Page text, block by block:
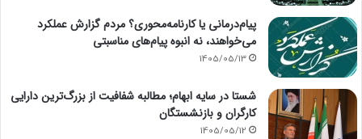
پیام‌درمانی یا کارنامه‌محوری؟ مردم گزارش عملکرد
می‌خواهند، نه انبوه پیام‌های مناسبتی
1405/05/13
شستا در سایه ابهام؛ مطالبه شفافیت از بزرگ‌ترین دارایی
کارگران و بازنشستگان
1405/05/12